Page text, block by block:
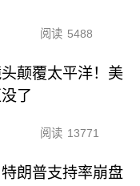
阅读 5488
颠覆太平洋！美
了
阅读 13771
朗普支持率崩盘